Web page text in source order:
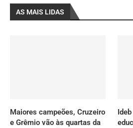
AS MAIS LIDAS
Maiores campeões, Cruzeiro
e Grêmio vão às quartas da